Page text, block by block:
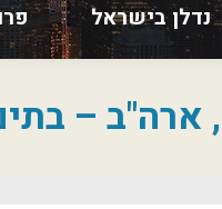
נדלן בישראל
ארה"ב –